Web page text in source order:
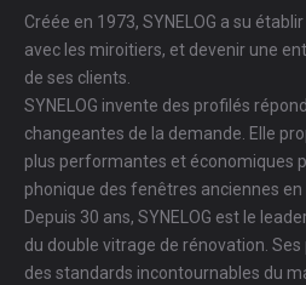
Créée en 1973, SYNELOG a su
avec les miroitiers, et devenir une
de ses clients.
SYNELOG invente des profilés
changeantes de la demande. Elle
plus performantes et économiques
phonique des fenêtres anciennes en
Depuis 30 ans, SYNELOG est le
du double vitrage de rénovation.
des standards incontournables du